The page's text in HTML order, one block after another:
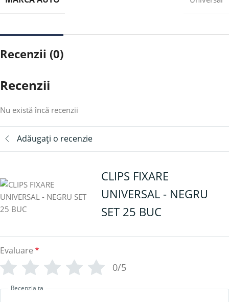
Recenzii (0)
Recenzii
Nu există încă recenzii
Adăugați o recenzie
CLIPS FIXARE
UNIVERSAL - NEGRU
SET 25 BUC
Evaluare*
0/5
Recenzia ta